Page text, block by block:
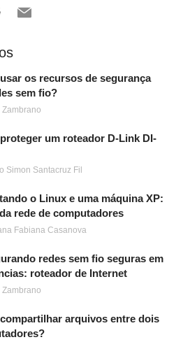
os recursos de segurança
sem fio?
um roteador D-Link DI-
Simon Santacruz Fil
o Linux e uma máquina XP:
rede de computadores
Fabiana Casanova
redes sem fio seguras em
roteador de Internet
arquivos entre dois